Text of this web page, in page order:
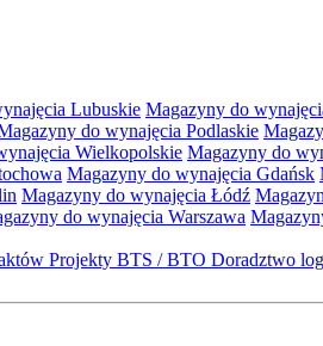
Lubuskie Magazyny do
do wynajęcia Podlaskie
Wielkopolskie Magazyny do
Magazyny do wynajęcia Gdańsk
Magazyny do wynajęcia Łódź
do wynajęcia Warszawa
Projekty BTS / BTO Doradztwo